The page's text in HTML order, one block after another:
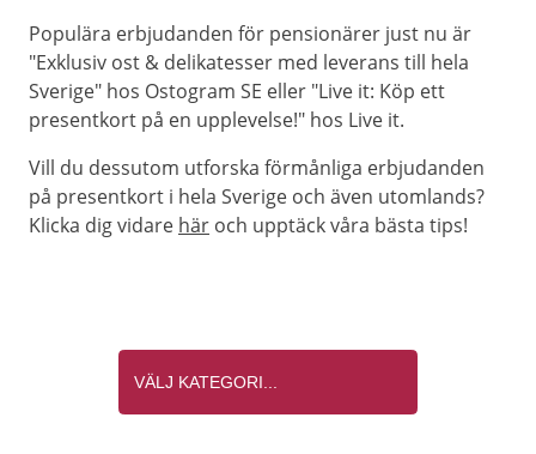
Populära erbjudanden för pensionärer just nu är
"Exklusiv ost & delikatesser med leverans till hela
Sverige" hos Ostogram SE eller "Live it: Köp ett
presentkort på en upplevelse!" hos Live it.
Vill du dessutom utforska förmånliga erbjudanden
på presentkort i hela Sverige och även utomlands?
Klicka dig vidare här och upptäck våra bästa tips!